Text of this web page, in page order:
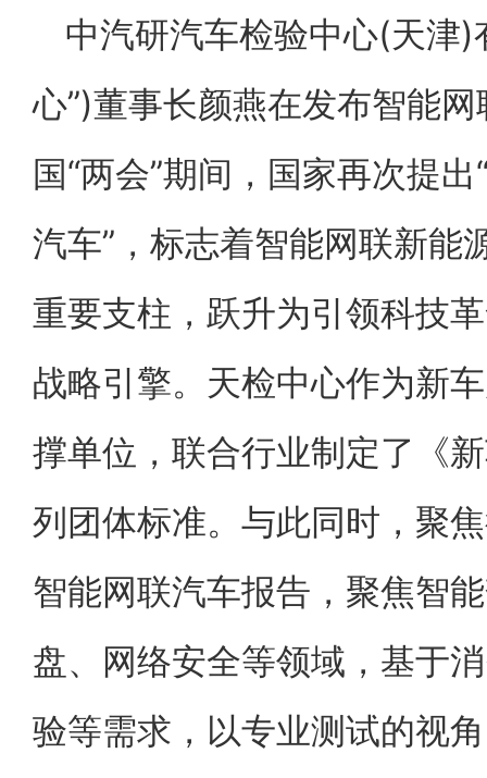
中汽研汽车检验中心(天津
心”)董事长颜燕在发布智能
国“两会”期间，国家再次提
汽车”，标志着智能网联新能
重要支柱，跃升为引领科技
战略引擎。天检中心作为新
撑单位，联合行业制定了《
列团体标准。与此同时，聚
智能网联汽车报告，聚焦智
盘、网络安全等领域，基于
验等需求，以专业测试的视